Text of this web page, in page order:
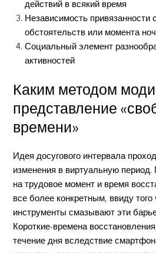
действий в всякий время
Независимость привязанности
обстоятельств или момента
Социальный элемент
активностей
Каким методом
представление
времени»
Идея досугового интервала
изменения в виртуальную
на трудовое момент и время
все более конкретным, ввиду того
инструменты смазывают эти
Короткие-времена
течение дня вследствие